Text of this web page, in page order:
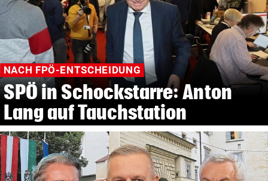
NACH FPÖ-ENTSCHEIDUNG
SPÖ in Schockstarre: Anton
Lang auf Tauchstation